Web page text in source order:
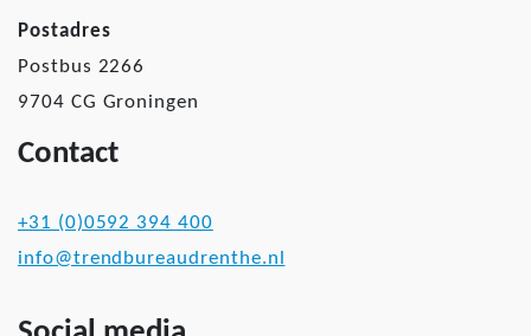
Postadres
Postbus 2266
9704 CG Groningen
Contact
+31 (0)0592 394 400
info@trendbureaudrenthe.nl